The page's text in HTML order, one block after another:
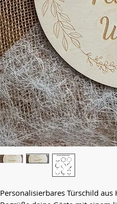
Personalisierbares Türschild